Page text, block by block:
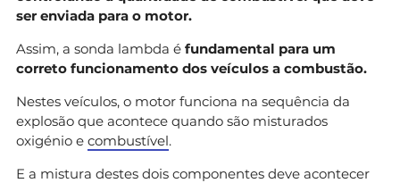
ser enviada para o motor.
Assim, a sonda lambda é fundamental para um
correto funcionamento dos veículos a combustão.
Nestes veículos, o motor funciona na sequência da
explosão que acontece quando são misturados
oxigénio e combustível.
E a mistura destes dois componentes deve acontecer